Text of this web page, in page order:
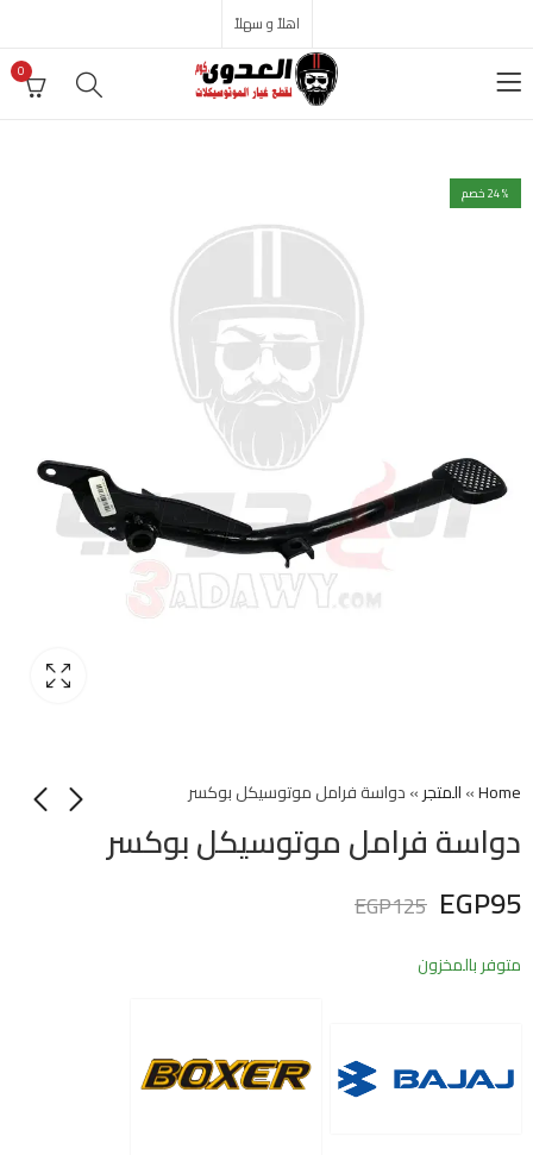
اهلاً و سهلاً
0
24% خصم
Home
»المتجر»دواسة فرامل موتوسيكل بوكسر
دواسة فرامل موتوسيكل بوكسر
EGP95
EGP125
متوفر بالمخزون